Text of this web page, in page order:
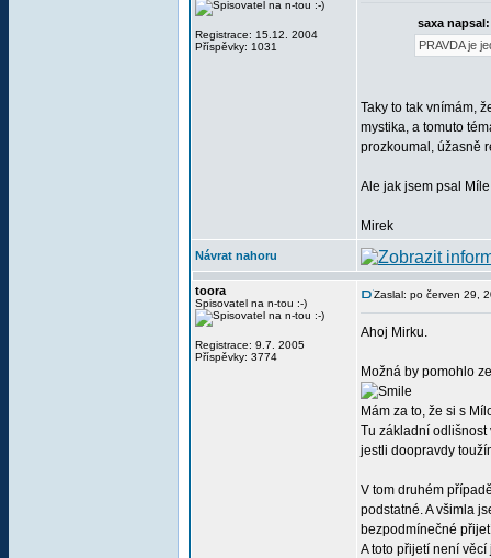
Registrace: 15.12. 2004
Příspěvky: 1031
saxa napsal:
PRAVDA je
Taky to tak vnímám,
mystika, a tomuto
prozkoumal, úžasně
Ale jak jsem psal
Mirek
Návrat nahoru
toora
Spisovatel na n-tou :-)
Registrace: 9.7. 2005
Příspěvky: 3774
Zaslal: po červen 29,
Ahoj Mirku.
Možná by pomohlo
Mám za to, že si s
Tu základní odlišnost
jestli doopravdy
V tom druhém
podstatné. A všimla
bezpodmínečné
A toto přijetí není